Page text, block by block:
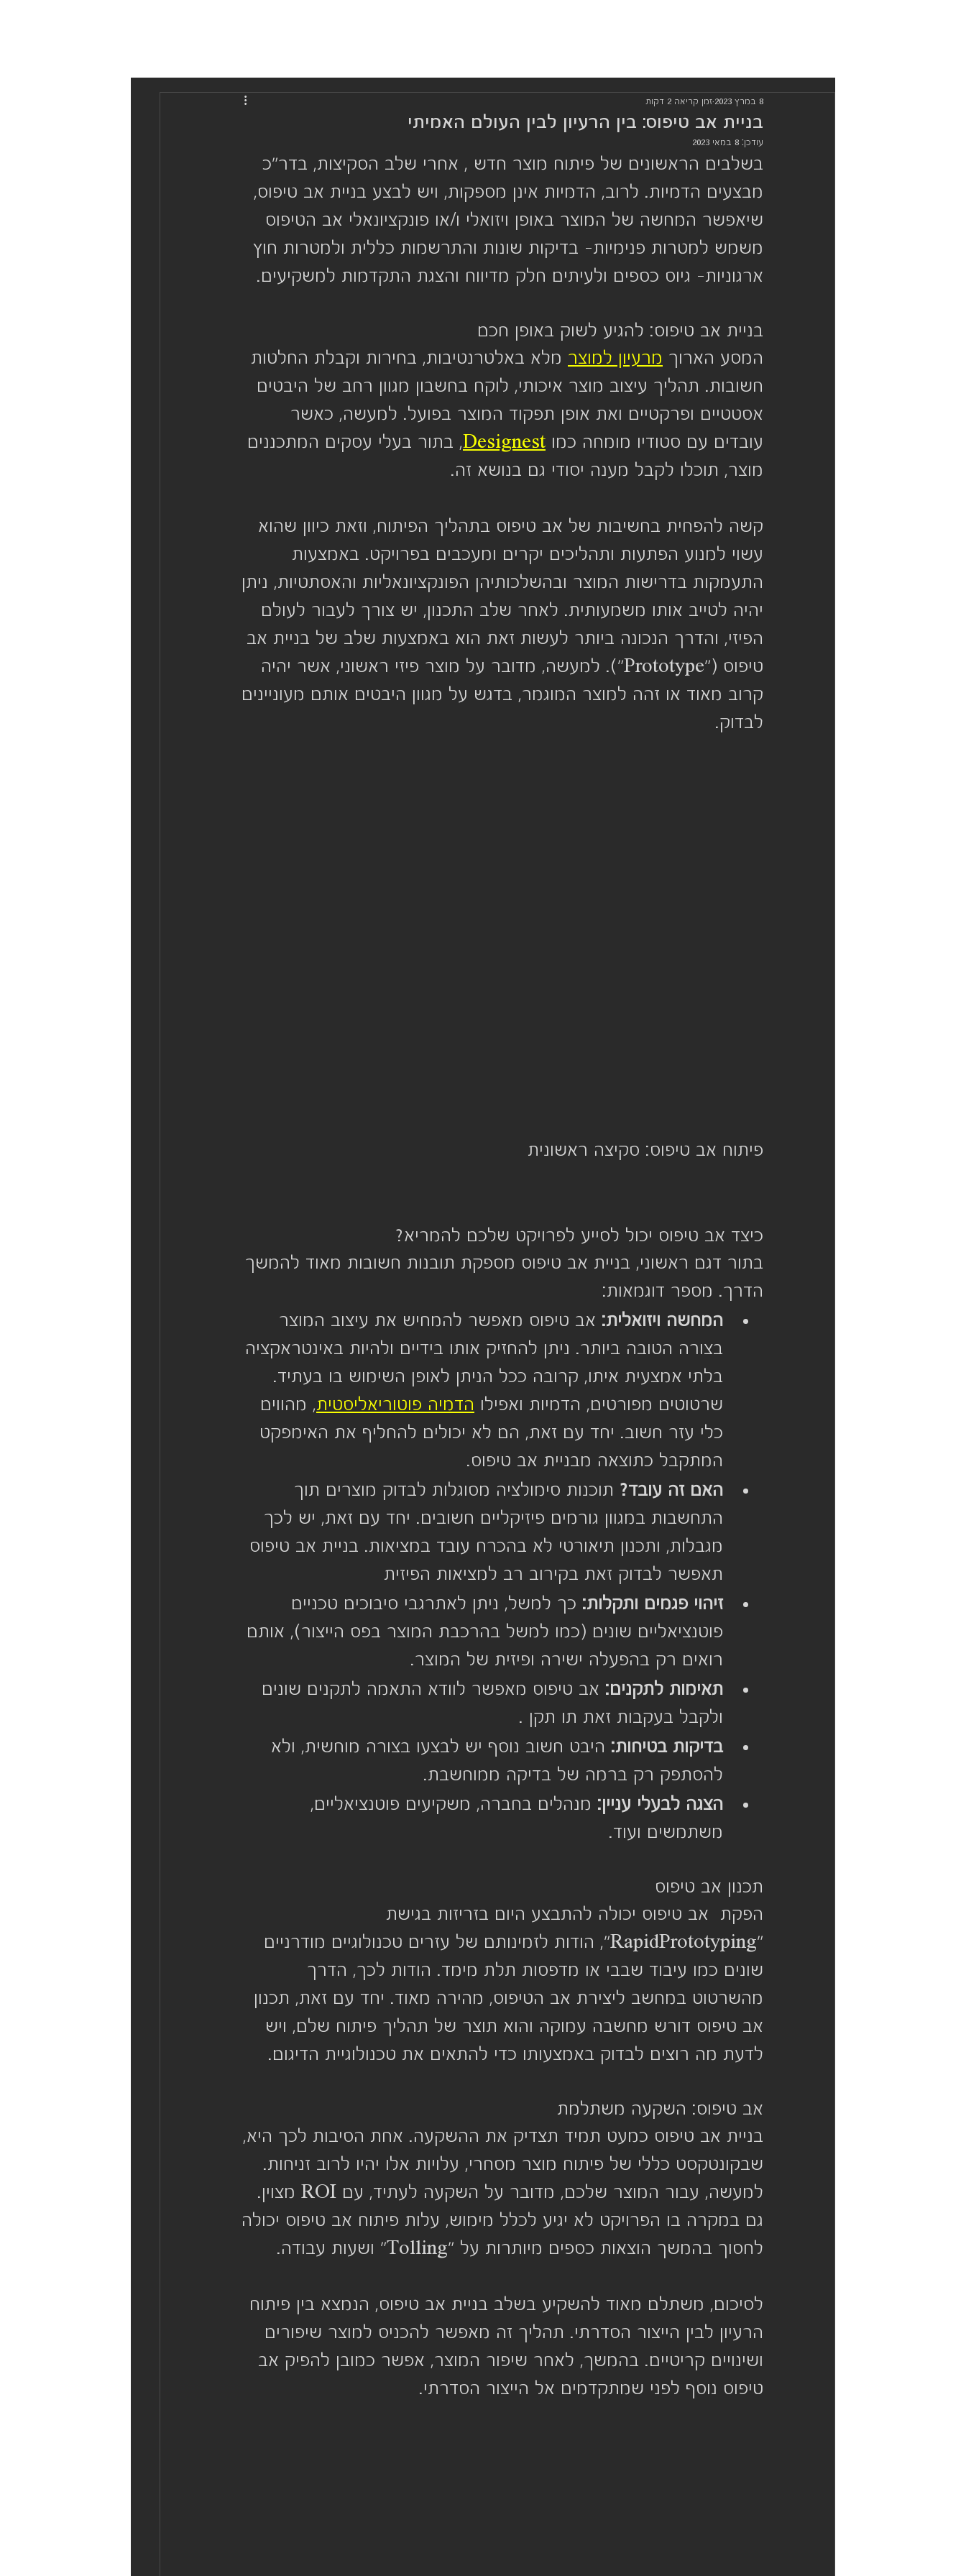
בניית אב טיפוס: בין הרעיון לבין העולם האמיתי
8 במרץ 2023 זמן קריאה 2 דקות
עודכן: 8 במאי 2023
בשלבים הראשונים של פיתוח מוצר חדש , אחרי שלב הסקיצות, בדר"כ
מבצעים הדמיות. לרוב, הדמיות אינן מספקות, ויש לבצע בניית אב טיפוס,
שיאפשר המחשה של המוצר באופן ויזואלי ו/או פונקציונאלי אב הטיפוס
משמש למטרות פנימיות- בדיקות שונות והתרשמות כללית ולמטרות חוץ
ארגוניות- גיוס כספים ולעיתים חלק מדיווח והצגת התקדמות למשקיעים.
בניית אב טיפוס: להגיע לשוק באופן חכם
המסע הארוך מרעיון למוצר מלא באלטרנטיבות, בחירות וקבלת החלטות
חשובות. תהליך עיצוב מוצר איכותי, לוקח בחשבון מגוון רחב של היבטים
אסטטיים ופרקטיים ואת אופן תפקוד המוצר בפועל. למעשה, כאשר
עובדים עם סטודיו מומחה כמו Designest, בתור בעלי עסקים המתכננים
מוצר, תוכלו לקבל מענה יסודי גם בנושא זה.
קשה להפחית בחשיבות של אב טיפוס בתהליך הפיתוח, וזאת כיוון שהוא
עשוי למנוע הפתעות ותהליכים יקרים ומעכבים בפרויקט. באמצעות
התעמקות בדרישות המוצר ובהשלכותיהן הפונקציונאליות והאסתטיות, ניתן
יהיה לטייב אותו משמעותית. לאחר שלב התכנון, יש צורך לעבור לעולם
הפיזי, והדרך הנכונה ביותר לעשות זאת הוא באמצעות שלב של בניית אב
טיפוס ("Prototype"). למעשה, מדובר על מוצר פיזי ראשוני, אשר יהיה
קרוב מאוד או זהה למוצר המוגמר, בדגש על מגוון היבטים אותם מעוניינים
לבדוק.
פיתוח אב טיפוס: סקיצה ראשונית
כיצד אב טיפוס יכול לסייע לפרויקט שלכם להמריא?
בתור דגם ראשוני, בניית אב טיפוס מספקת תובנות חשובות מאוד להמשך
הדרך. מספר דוגמאות:
המחשה ויזואלית: אב טיפוס מאפשר להמחיש את עיצוב המוצר
בצורה הטובה ביותר. ניתן להחזיק אותו בידיים ולהיות באינטראקציה
בלתי אמצעית איתו, קרובה ככל הניתן לאופן השימוש בו בעתיד.
שרטוטים מפורטים, הדמיות ואפילו הדמיה פוטוריאליסטית, מהווים
כלי עזר חשוב. יחד עם זאת, הם לא יכולים להחליף את האימפקט
המתקבל כתוצאה מבניית אב טיפוס.
האם זה עובד? תוכנות סימולציה מסוגלות לבדוק מוצרים תוך
התחשבות במגוון גורמים פיזיקליים חשובים. יחד עם זאת, יש לכך
מגבלות, ותכנון תיאורטי לא בהכרח עובד במציאות. בניית אב טיפוס
תאפשר לבדוק זאת בקירוב רב למציאות הפיזית
זיהוי פגמים ותקלות: כך למשל, ניתן לאתרגבי סיבוכים טכניים
פוטנציאליים שונים (כמו למשל בהרכבת המוצר בפס הייצור), אותם
רואים רק בהפעלה ישירה ופיזית של המוצר.
תאימות לתקנים: אב טיפוס מאפשר לוודא התאמה לתקנים שונים
ולקבל בעקבות זאת תו תקן .
בדיקות בטיחות: היבט חשוב נוסף יש לבצעו בצורה מוחשית, ולא
להסתפק רק ברמה של בדיקה ממוחשבת.
הצגה לבעלי עניין: מנהלים בחברה, משקיעים פוטנציאליים,
משתמשים ועוד.
תכנון אב טיפוס
הפקת  אב טיפוס יכולה להתבצע היום בזריזות בגישת
"RapidPrototyping", הודות לזמינותם של עזרים טכנולוגיים מודרניים
שונים כמו עיבוד שבבי או מדפסות תלת מימד. הודות לכך, הדרך
מהשרטוט במחשב ליצירת אב הטיפוס, מהירה מאוד. יחד עם זאת, תכנון
אב טיפוס דורש מחשבה עמוקה והוא תוצר של תהליך פיתוח שלם, ויש
לדעת מה רוצים לבדוק באמצעותו כדי להתאים את טכנולוגיית הדיגום.
אב טיפוס: השקעה משתלמת
בניית אב טיפוס כמעט תמיד תצדיק את ההשקעה. אחת הסיבות לכך היא,
שבקונטקסט כללי של פיתוח מוצר מסחרי, עלויות אלו יהיו לרוב זניחות.
למעשה, עבור המוצר שלכם, מדובר על השקעה לעתיד, עם ROI מצוין.
גם במקרה בו הפרויקט לא יגיע לכלל מימוש, עלות פיתוח אב טיפוס יכולה
לחסוך בהמשך הוצאות כספים מיותרות על "Tolling" ושעות עבודה.
לסיכום, משתלם מאוד להשקיע בשלב בניית אב טיפוס, הנמצא בין פיתוח
הרעיון לבין הייצור הסדרתי. תהליך זה מאפשר להכניס למוצר שיפורים
ושינויים קריטיים. בהמשך, לאחר שיפור המוצר, אפשר כמובן להפיק אב
טיפוס נוסף לפני שמתקדמים אל הייצור הסדרתי.